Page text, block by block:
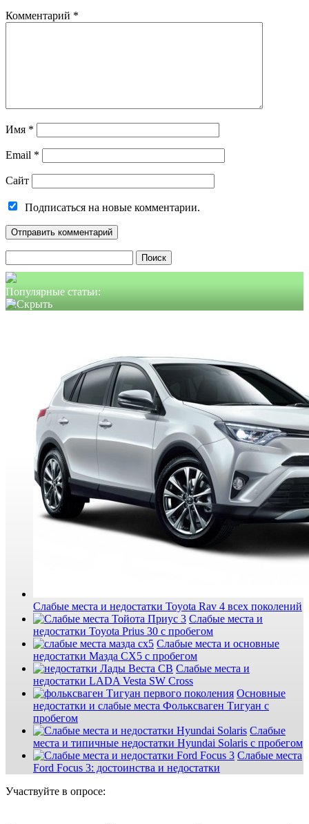
Комментарий *
Имя *
Email *
Сайт
Подписаться на новые комментарии.
Популярные статьи:
Слабые места и недостатки Toyota Rav 4 всех поколений
Слабые места и
недостатки Toyota Prius 30 с пробегом
Слабые места и основные
недостатки Мазда СХ5 с пробегом
Слабые места и
недостатки LADA Vesta SW Cross
Основные
недостатки и слабые места Фольксваген Тигуан с
пробегом
Слабые
места и типичные недостатки Hyundai Solaris с пробегом
Слабые места
Ford Focus 3: достоинства и недостатки
Участвуйте в опросе: